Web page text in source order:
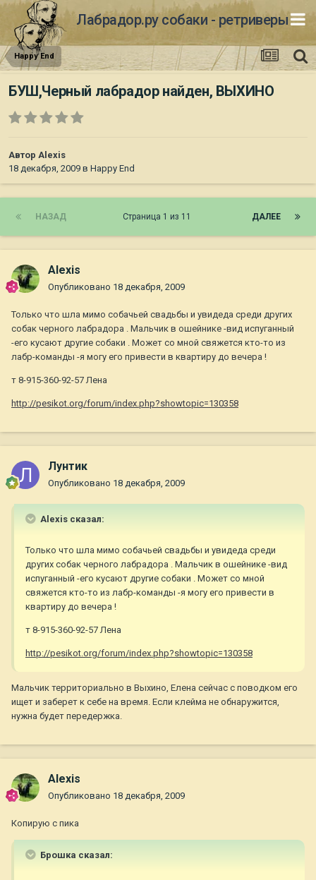
Лабрадор.ру собаки - ретриверы
Happy End
БУШ,Черный лабрадор найден, ВЫХИНО
Автор Alexis
18 декабря, 2009 в Happy End
НАЗАД ДАЛЕЕ
Страница 1 из 11
Alexis
Опубликовано 18 декабря, 2009
Только что шла мимо собачьей свадьбы и увидеда среди других
собак черного лабрадора . Мальчик в ошейнике -вид испуганный
-его кусают другие собаки . Может со мной свяжется кто-то из
лабр-команды -я могу его привести в квартиру до вечера !
т 8-915-360-92-57 Лена
http://pesikot.org/forum/index.php?showtopic=130358
Лунтик
Опубликовано 18 декабря, 2009
Alexis сказал:
Только что шла мимо собачьей свадьбы и увидеда среди
других собак черного лабрадора . Мальчик в ошейнике -вид
испуганный -его кусают другие собаки . Может со мной
свяжется кто-то из лабр-команды -я могу его привести в
квартиру до вечера !
т 8-915-360-92-57 Лена
http://pesikot.org/forum/index.php?showtopic=130358
Мальчик территориально в Выхино, Елена сейчас с поводком его
ищет и заберет к себе на время. Если клейма не обнаружится,
нужна будет передержка.
Alexis
Опубликовано 18 декабря, 2009
Копирую с пика
Брошка сказал: